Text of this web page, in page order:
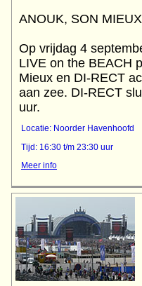
ANOUK, SON
Op vrijdag 4
LIVE on the BEACH
Mieux en DI-RECT
aan zee. DI-RECT
uur.
Locatie: Noorder Havenhoofd
Tijd: 16:30 t/m 23:30 uur
Meer info